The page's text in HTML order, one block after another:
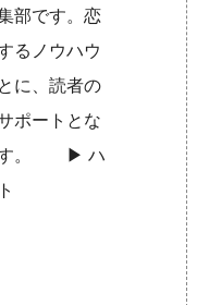
部です。恋
るノウハウ
に、読者の
ポートとな
ます。 ▶︎ハ